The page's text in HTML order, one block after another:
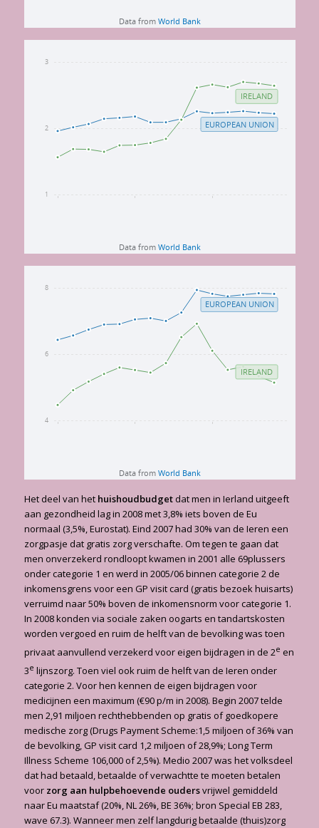
Het deel van het huishoudbudgetdat men in Ierland uitgeeft
aan gezondheid lag in 2008 met 3,8% iets boven de Eu
normaal (3,5%, Eurostat). Eind 2007 had 30% van de Ieren een
zorgpasje dat gratis zorg verschafte. Om tegen te gaan dat
men onverzekerd rondloopt kwamen in 2001 alle 69plussers
onder categorie 1 en werd in 2005/06 binnen categorie 2 de
inkomensgrens voor een GP visit card (gratis bezoek huisarts)
verruimd naar 50% boven de inkomensnorm voor categorie 1.
In 2008 konden via sociale zaken oogarts en tandartskosten
worden vergoed en ruim de helft van de bevolking was toen
privaat aanvullend verzekerd voor eigen bijdragen in de 2e en
3e lijnszorg. Toen viel ook ruim de helft van de Ieren onder
categorie 2. Voor hen kennen de eigen bijdragen voor
medicijnen een maximum (€90 p/m in 2008). Begin 2007 telde
men 2,91 miljoen rechthebbenden op gratis of goedkopere
medische zorg (Drugs Payment Scheme:1,5 miljoen of 36% van
de bevolking, GP visit card 1,2 miljoen of 28,9%; Long Term
Illness Scheme 106,000 of 2,5%). Medio 2007 was het volksdeel
dat had betaald, betaalde of verwachtte te moeten betalen
voor zorg aan hulpbehoevende oudersvrijwel gemiddeld
naar Eu maatstaf (20%, NL 26%, BE 36%; bron Special EB 283,
wave 67.3). Wanneer men zelf langdurig betaalde (thuis)zorg